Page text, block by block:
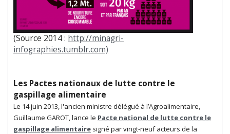
(Source 2014 : http://minagri-
infographies.tumblr.com)
Les Pactes nationaux de lutte contre le
gaspillage alimentaire
Le 14 juin 2013, l'ancien ministre délégué à l’Agroalimentaire,
Guillaume GAROT, lance le Pacte national de lutte contre le
gaspillage alimentaire signé par vingt-neuf acteurs de la